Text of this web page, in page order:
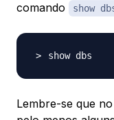
comando
show
Lembre-se que